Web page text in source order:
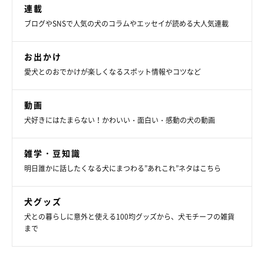
連載
ブログやSNSで人気の犬のコラムやエッセイが読める大人気連載
お出かけ
愛犬とのおでかけが楽しくなるスポット情報やコツなど
動画
犬好きにはたまらない！かわいい・面白い・感動の犬の動画
雑学・豆知識
明日誰かに話したくなる犬にまつわる”あれこれ”ネタはこちら
犬グッズ
犬との暮らしに意外と使える100均グッズから、犬モチーフの雑貨
まで